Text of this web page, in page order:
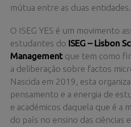
mútua entre as duas entidades.
O ISEG YES é um movimento
estudantes do ISEG – Lisbon
Management que tem como
a deliberação sobre factos
Nascida em 2019, esta
pensamento e a energia de
e académicos daquela que é a
do país no ensino das ciências